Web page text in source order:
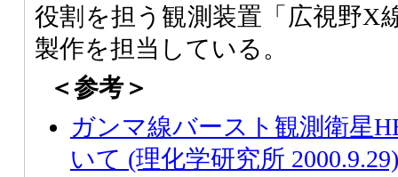
役割を担う観測装置「広視野X
製作を担当している。
＜参考＞
ガンマ線バースト観測衛星
いて (理化学研究所 2000.9.29)